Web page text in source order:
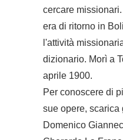
cercare
era di ritorno in
l'attività
dizionario. Morì a
aprile 1900.
Per conoscere di
sue opere, scarica
Domenico